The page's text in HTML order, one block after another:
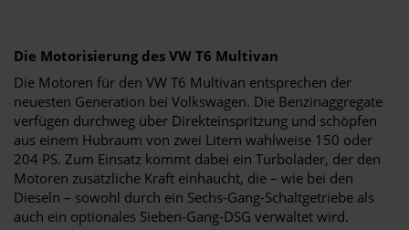
Die Motorisierung des VW T6 Multivan
Die Motoren für den VW T6 Multivan entsprechen der
neuesten Generation bei Volkswagen. Die Benzinaggregate
verfügen durchweg über Direkteinspritzung und schöpfen
aus einem Hubraum von zwei Litern wahlweise 150 oder
204 PS. Zum Einsatz kommt dabei ein Turbolader, der den
Motoren zusätzliche Kraft einhaucht, die – wie bei den
Dieseln – sowohl durch ein Sechs-Gang-Schaltgetriebe als
auch ein optionales Sieben-Gang-DSG verwaltet wird.